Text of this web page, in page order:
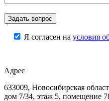
Я согласен на условия
Адрес
633009, Новосибирская
дом 7/34, этаж 5, помещение